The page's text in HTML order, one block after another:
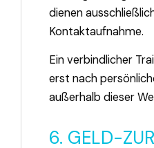
dienen
Kontaktaufnahme.
Ein verbindlicher
erst nach
außerhalb dieser
6. GELD-